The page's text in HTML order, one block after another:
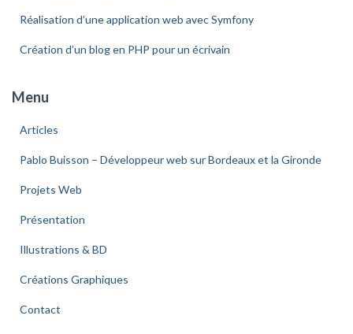
Réalisation d’une application web avec Symfony
Création d’un blog en PHP pour un écrivain
Menu
Articles
Pablo Buisson – Développeur web sur Bordeaux et la Gironde
Projets Web
Présentation
Illustrations & BD
Créations Graphiques
Contact